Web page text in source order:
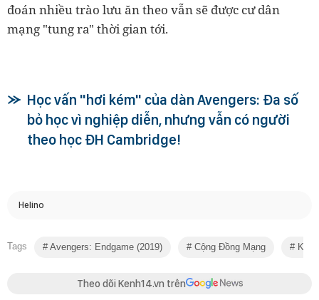
đoán nhiều trào lưu ăn theo vẫn sẽ được cư dân
mạng "tung ra" thời gian tới.
Học vấn "hơi kém" của dàn Avengers: Đa số
bỏ học vì nghiệp diễn, nhưng vẫn có người
theo học ĐH Cambridge!
Helino
Tags Avengers: Endgame (2019) Cộng Đồng Mạng Kỷ
Theo dõi Kenh14.vn trên